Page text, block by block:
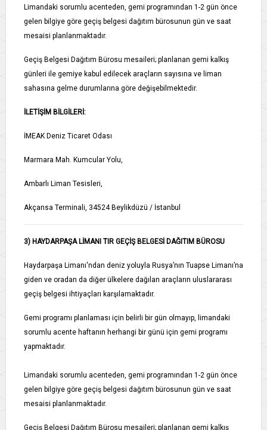
Limandaki sorumlu acenteden, gemi programından 1-2 gün önce
gelen bilgiye göre geçiş belgesi dağıtım bürosunun gün ve saat
mesaisi planlanmaktadır.
Geçiş Belgesi Dağıtım Bürosu mesaileri; planlanan gemi kalkış
günleri ile gemiye kabul edilecek araçların sayısına ve liman
sahasına gelme durumlarına göre değişebilmektedir.
İLETİŞİM BİLGİLERİ:
İMEAK Deniz Ticaret Odası
Marmara Mah. Kumcular Yolu,
Ambarlı Liman Tesisleri,
Akçansa Terminali, 34524 Beylikdüzü / İstanbul
3) HAYDARPAŞA LİMANI TIR GEÇİŞ BELGESİ DAĞITIM BÜROSU
Haydarpaşa Limanı'ndan deniz yoluyla Rusya’nın Tuapse Limanı’na
giden ve oradan da diğer ülkelere dağılan araçların uluslararası
geçiş belgesi ihtiyaçları karşılamaktadır.
Gemi programı planlaması için belirli bir gün olmayıp, limandaki
sorumlu acente haftanın herhangi bir günü için gemi programı
yapmaktadır.
Limandaki sorumlu acenteden, gemi programından 1-2 gün önce
gelen bilgiye göre geçiş belgesi dağıtım bürosunun gün ve saat
mesaisi planlanmaktadır.
Geçiş Belgesi Dağıtım Bürosu mesaileri; planlanan gemi kalkış